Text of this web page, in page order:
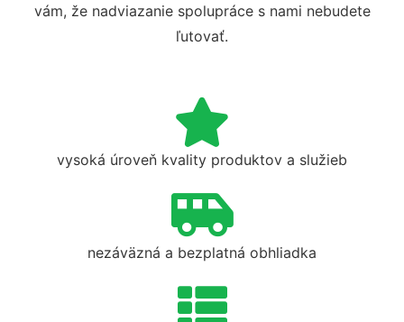
vám, že nadviazanie spolupráce s nami nebudete
ľutovať.
vysoká úroveň kvality produktov a služieb
nezáväzná a bezplatná obhliadka